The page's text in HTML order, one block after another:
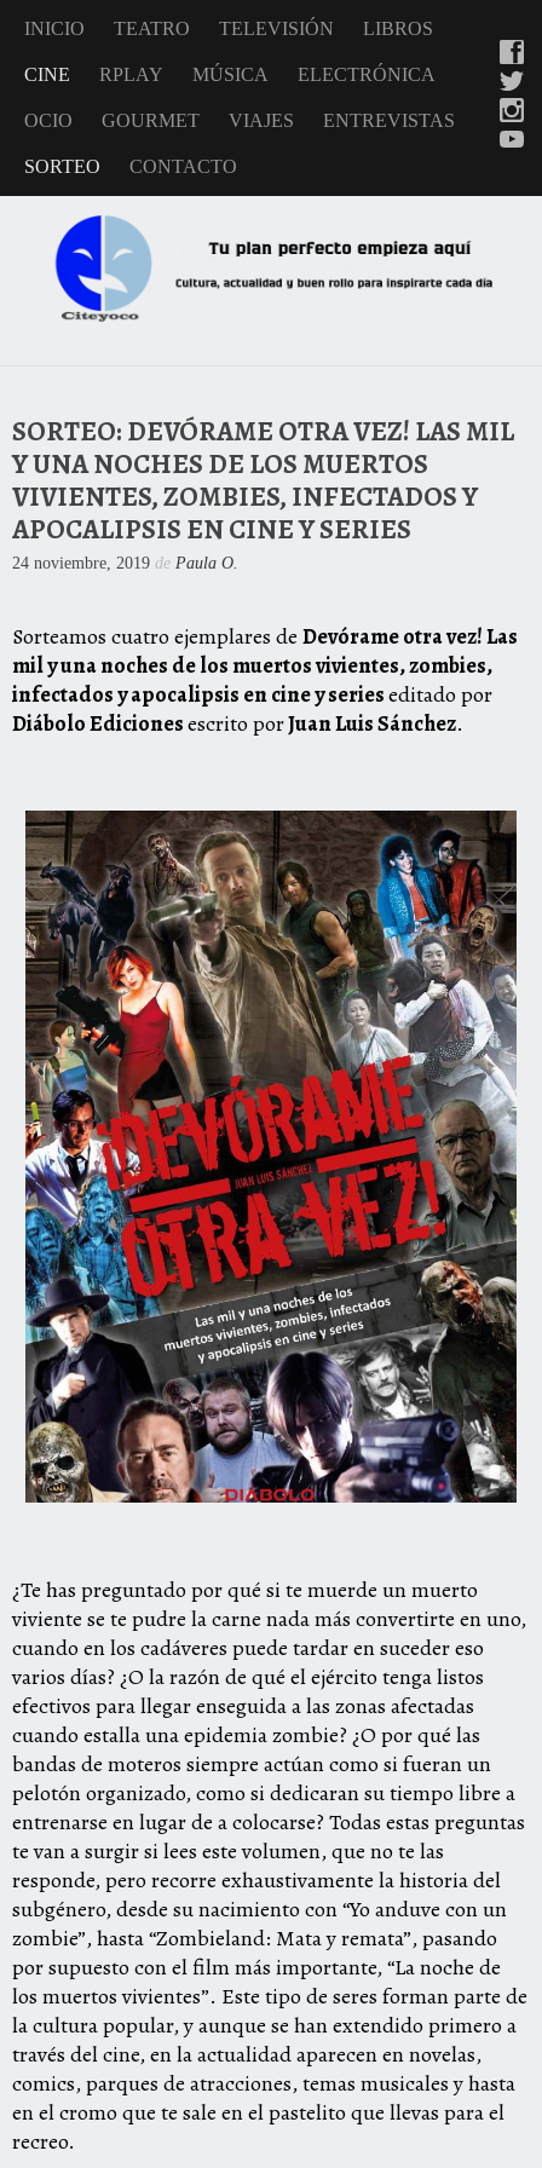
INICIO TEATRO TELEVISIÓN LIBROS
CINE RPLAY MÚSICA ELECTRÓNICA
OCIO GOURMET VIAJES ENTREVISTAS
SORTEO CONTACTO
SORTEO: DEVÓRAME OTRA VEZ! LAS MIL
Y UNA NOCHES DE LOS MUERTOS
VIVIENTES, ZOMBIES, INFECTADOS Y
APOCALIPSIS EN CINE Y SERIES
24 noviembre, 2019 de Paula O.
Sorteamos cuatro ejemplares de Devórame otra vez! Las
mil y una noches de los muertos vivientes, zombies,
infectados y apocalipsis en cine y serieseditado por
Diábolo Edicionesescrito porJuan Luis Sánchez.
¿Te has preguntado por qué si te muerde un muerto
viviente se te pudre la carne nada más convertirte en uno,
cuando en los cadáveres puede tardar en suceder eso
varios días? ¿O la razón de qué el ejército tenga listos
efectivos para llegar enseguida a las zonas afectadas
cuando estalla una epidemia zombie? ¿O por qué las
bandas de moteros siempre actúan como si fueran un
pelotón organizado, como si dedicaran su tiempo libre a
entrenarse en lugar de a colocarse? Todas estas preguntas
te van a surgir si lees este volumen, que no te las
responde, pero recorre exhaustivamente la historia del
subgénero, desde su nacimiento con “Yo anduve con un
zombie”, hasta “Zombieland: Mata y remata”, pasando
por supuesto con el film más importante, “La noche de
los muertos vivientes”. Este tipo de seres forman parte de
la cultura popular, y aunque se han extendido primero a
través del cine, en la actualidad aparecen en novelas,
comics, parques de atracciones, temas musicales y hasta
en el cromo que te sale en el pastelito que llevas para el
recreo.